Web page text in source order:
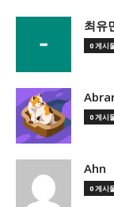
최유
0 게시
0 게시
Ahn
0 게시